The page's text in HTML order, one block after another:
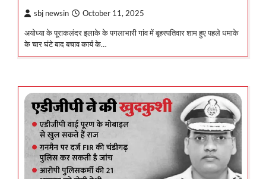
sbj newsin October 11, 2025
अयोध्या के पूराकलंदर इलाके के पगलाभारी गांव में बृहस्पतिवार शाम हुए पहले धमाके
के चार घंटे बाद बचाव कार्य के…